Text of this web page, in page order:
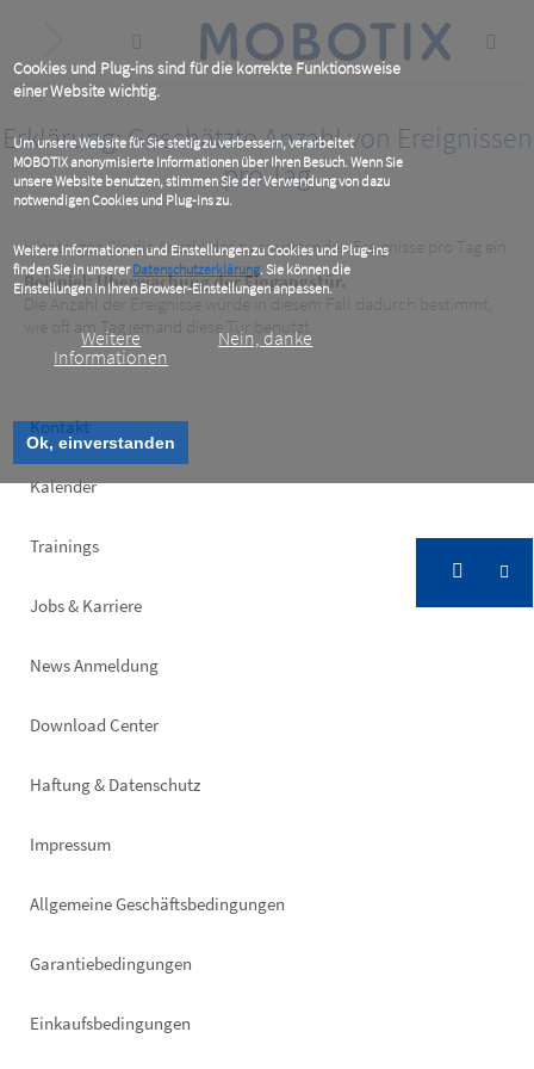
Cookies und Plug-ins sind für die korrekte Funktionsweise
einer Website wichtig.
Um unsere Website für Sie stetig zu verbessern, verarbeitet
MOBOTIX anonymisierte Informationen über Ihren Besuch. Wenn Sie
unsere Website benutzen, stimmen Sie der Verwendung von dazu
notwendigen Cookies und Plug-ins zu.
Weitere Informationen und Einstellungen zu Cookies und Plug-ins
finden Sie in unsererDatenschutzerklärung. Sie können die
Einstellungen in Ihren Browser-Einstellungen anpassen.
Weitere
Informationen
Nein, danke
Ok, einverstanden
content
Erklärung: Geschätzte Anzahl von Ereignissen
pro Tag
Hier tragen Sie die Anzahl der zu erwartenden Ereignisse pro Tag ein.
Beispiel: Überwachung der Eingangstür.
Die Anzahl der Ereignisse würde in diesem Fall dadurch bestimmt,
wie oft am Tag jemand diese Tür benutzt.
Footer
left
Kontakt
Kalender
Trainings
Jobs & Karriere
News Anmeldung
Footer
Download Center
Haftung & Datenschutz
Impressum
Allgemeine Geschäftsbedingungen
Garantiebedingungen
Einkaufsbedingungen